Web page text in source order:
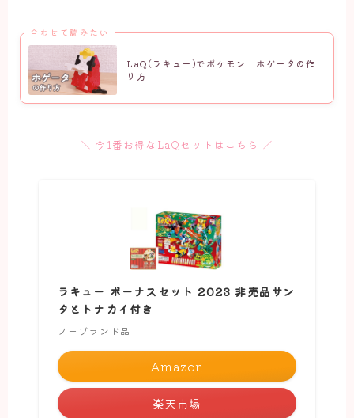
合わせて読みたい
LaQ(ラキュー)でポケモン｜ホゲータの作
り方
＼ 今1番お得なLaQセットはこちら ／
ラキュー ボーナスセット 2023 非売品サン
タとトナカイ付き
ノーブランド品
Amazon
楽天市場